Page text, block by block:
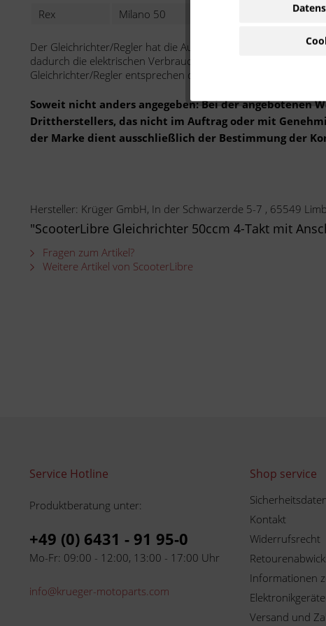
Rex
Milano 50 50 ccm
Der Gleichrichter/Regler hat die Aufgabe die Spannung im
dadurch die elektrischen Verbraucher vor Überspannung zu
Gleichrichter/Regler entsprechen den Qualitätsanforderungen
Soweit nicht anders angegeben: Bei der angebotenen
Drittherstellers, das nicht im Auftrag oder mit
der Marke dient ausschließlich der Bestimmung der
Hersteller: Krüger GmbH, In der Schwarzerde 5-7 , 65549
"ScooterLibre Gleichrichter 50ccm 4-Takt mit
Fragen zum Artikel?
Weitere Artikel von ScooterLibre
Service Hotline
Produktberatung unter:
+49 (0) 6431 - 91 95-0
Mo-Fr: 09:00 - 12:00, 13:00 - 17:00 Uhr
info@krueger-motoparts.com
Shop service
Kontakt
Widerrufsrecht
Informationen
Versand und